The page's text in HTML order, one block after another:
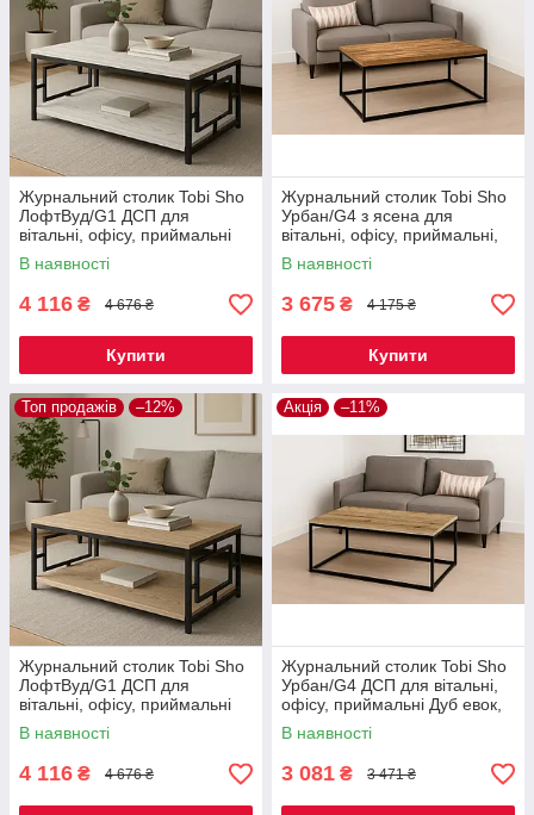
Журнальний столик Tobi Sho
ЛофтВуд/G1 ДСП для
вітальні, офісу, приймальні
Дуб крафт білий,
500х1140х470 мм
В наявності
4 116 ₴ 4 676 ₴
Купити
Журнальний столик Tobi Sho
Урбан/G4 з ясена для
вітальні, офісу, приймальні,
тераси Дуб, 500х1200х600
мм
В наявності
3 675 ₴ 4 175 ₴
Купити
Топ продажів –12%
Журнальний столик Tobi Sho
ЛофтВуд/G1 ДСП для
вітальні, офісу, приймальні
Дуб сонома, 500х1140х470
мм
В наявності
4 116 ₴ 4 676 ₴
Акція –11%
Журнальний столик Tobi Sho
Урбан/G4 ДСП для вітальні,
офісу, приймальні Дуб евок,
500х1140х470 мм
В наявності
3 081 ₴ 3 471 ₴